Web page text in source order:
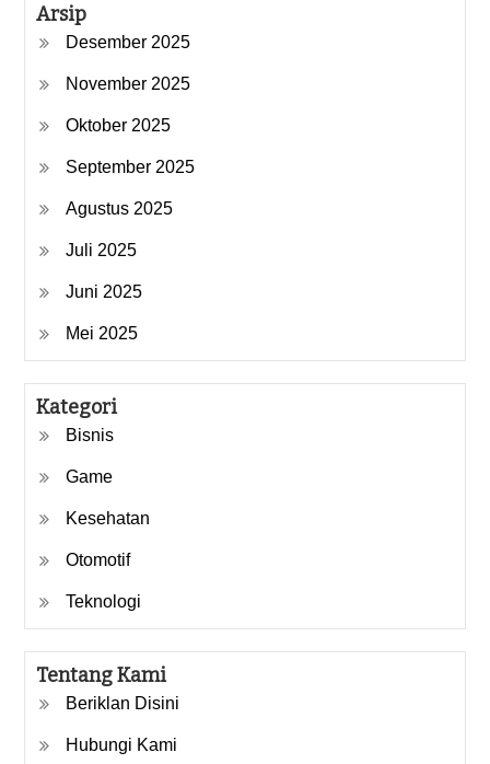
Arsip
Desember 2025
November 2025
Oktober 2025
September 2025
Agustus 2025
Juli 2025
Juni 2025
Mei 2025
Kategori
Bisnis
Game
Kesehatan
Otomotif
Teknologi
Tentang Kami
Beriklan Disini
Hubungi Kami